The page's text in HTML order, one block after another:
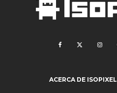
ACERCA DE ISOPIXEL